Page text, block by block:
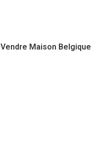
Vendre Maison Belgique